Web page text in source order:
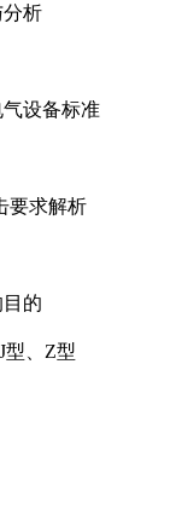
析
设备标准
要求解析
的
型、Z型